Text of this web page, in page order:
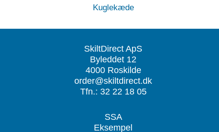
Kuglekæde
SkiltDirect ApS
Byleddet 12
4000 Roskilde
order@skiltdirect.dk
Tfn.: 32 22 18 05
SSA
Eksempel